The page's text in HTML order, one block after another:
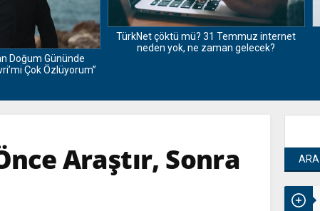
Doğum Gününde
Çok Özlüyorum”
TürkNet çöktü mü? 31 Temmuz internet
neden yok, ne zaman gelecek?
Araştır, Sonra